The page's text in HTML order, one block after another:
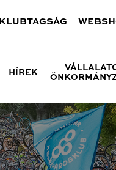
KLUBTAGSÁG
HÍREK